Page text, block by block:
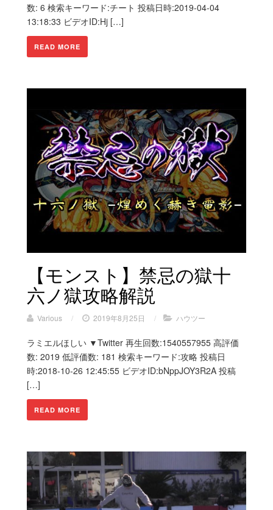
数: 6 検索キーワード:チート 投稿日時:2019-04-04
13:18:33 ビデオID:Hj […]
READ MORE
【モンスト】禁忌の獄十
六ノ獄攻略解説
Various / 2019年8月25日 / ハウツー
ラミエルほしい ▼Twitter 再生回数:1540557955 高評価
数: 2019 低評価数: 181 検索キーワード:攻略 投稿日
時:2018-10-26 12:45:55 ビデオID:bNppJOY3R2A 投稿
[…]
READ MORE